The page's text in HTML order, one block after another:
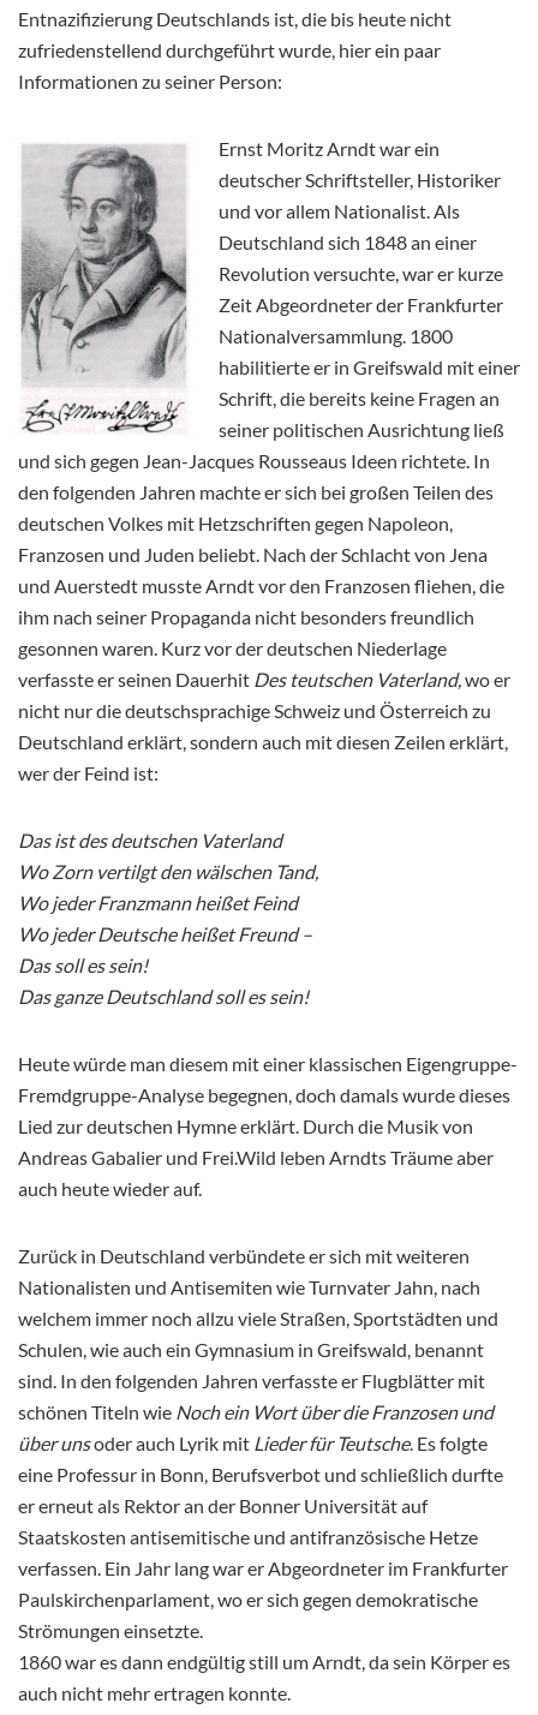
Entnazifizierung Deutschlands ist, die bis heute nicht
zufriedenstellend durchgeführt wurde, hier ein paar
Informationen zu seiner Person:
Ernst Moritz Arndt war ein
deutscher Schriftsteller, Historiker
und vor allem Nationalist. Als
Deutschland sich 1848 an einer
Revolution versuchte, war er kurze
Zeit Abgeordneter der Frankfurter
Nationalversammlung. 1800
habilitierte er in Greifswald mit einer
Schrift, die bereits keine Fragen an
seiner politischen Ausrichtung ließ
und sich gegen Jean-Jacques Rousseaus Ideen richtete. In
den folgenden Jahren machte er sich bei großen Teilen des
deutschen Volkes mit Hetzschriften gegen Napoleon,
Franzosen und Juden beliebt. Nach der Schlacht von Jena
und Auerstedt musste Arndt vor den Franzosen fliehen, die
ihm nach seiner Propaganda nicht besonders freundlich
gesonnen waren. Kurz vor der deutschen Niederlage
verfasste er seinen Dauerhit Des teutschen Vaterland, wo er
nicht nur die deutschsprachige Schweiz und Österreich zu
Deutschland erklärt, sondern auch mit diesen Zeilen erklärt,
wer der Feind ist:
Das ist des deutschen Vaterland
Wo Zorn vertilgt den wälschen Tand,
Wo jeder Franzmann heißet Feind
Wo jeder Deutsche heißet Freund –
Das soll es sein!
Das ganze Deutschland soll es sein!
Heute würde man diesem mit einer klassischen Eigengruppe-
Fremdgruppe-Analyse begegnen, doch damals wurde dieses
Lied zur deutschen Hymne erklärt. Durch die Musik von
Andreas Gabalier und Frei.Wild leben Arndts Träume aber
auch heute wieder auf.
Zurück in Deutschland verbündete er sich mit weiteren
Nationalisten und Antisemiten wie Turnvater Jahn, nach
welchem immer noch allzu viele Straßen, Sportstädten und
Schulen, wie auch ein Gymnasium in Greifswald, benannt
sind. In den folgenden Jahren verfasste er Flugblätter mit
schönen Titeln wie Noch ein Wort über die Franzosen und
über unsoder auch Lyrik mit Lieder für Teutsche. Es folgte
eine Professur in Bonn, Berufsverbot und schließlich durfte
er erneut als Rektor an der Bonner Universität auf
Staatskosten antisemitische und antifranzösische Hetze
verfassen. Ein Jahr lang war er Abgeordneter im Frankfurter
Paulskirchenparlament, wo er sich gegen demokratische
Strömungen einsetzte.
1860 war es dann endgültig still um Arndt, da sein Körper es
auch nicht mehr ertragen konnte.